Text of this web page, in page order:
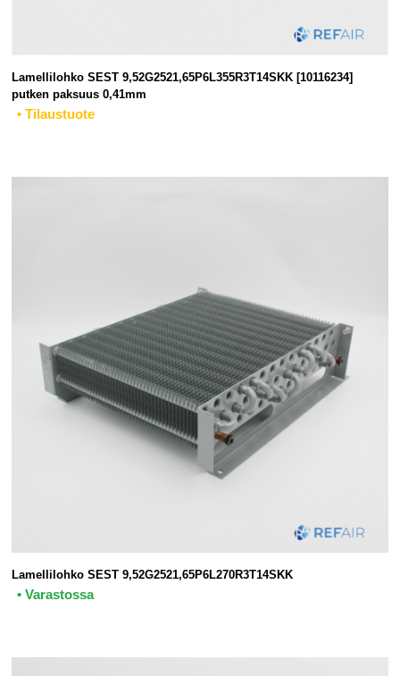
Lamellilohko SEST 9,52G2521,65P6L355R3T14SKK [10116234]
putken paksuus 0,41mm
• Tilaustuote
Lamellilohko SEST 9,52G2521,65P6L270R3T14SKK
• Varastossa